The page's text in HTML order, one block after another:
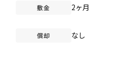
敷金 2ヶ月
償却 なし